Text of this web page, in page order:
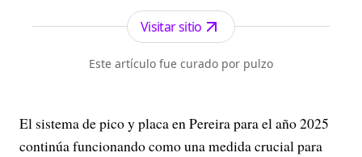
Visitar sitio
Este artículo fue curado por pulzo
El sistema de pico y placa en Pereira para el año 2025
continúa funcionando como una medida crucial para